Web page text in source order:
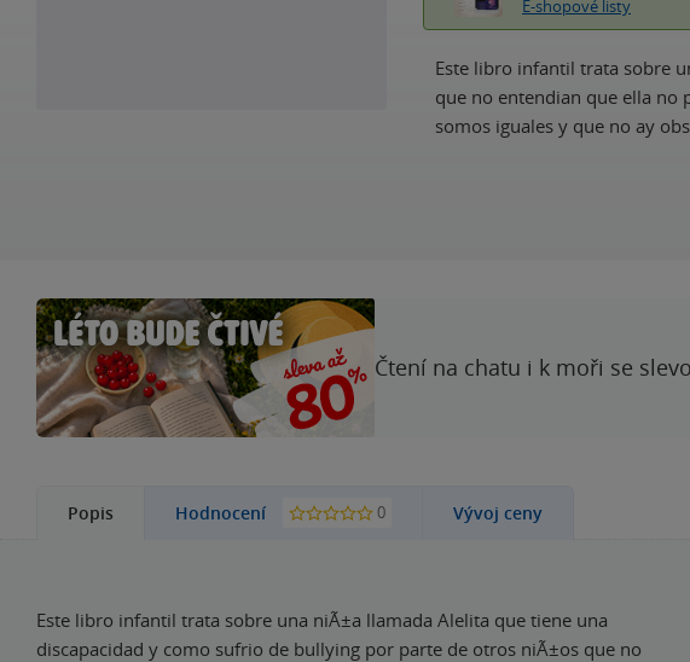
E-shopové listy
Este libro infantil trata sobre
que no entendian que ella no
somos iguales y que no ay
Čtení na chatu i k moři se
Popis Hodnocení 0 Vývoj ceny
Este libro infantil trata sobre una niÃ±a llamada Alelita que tiene una
discapacidad y como sufrio de bullying por parte de otros niÃ±os que no